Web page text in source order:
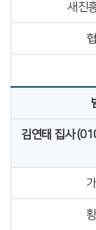
새진
김연태 집사